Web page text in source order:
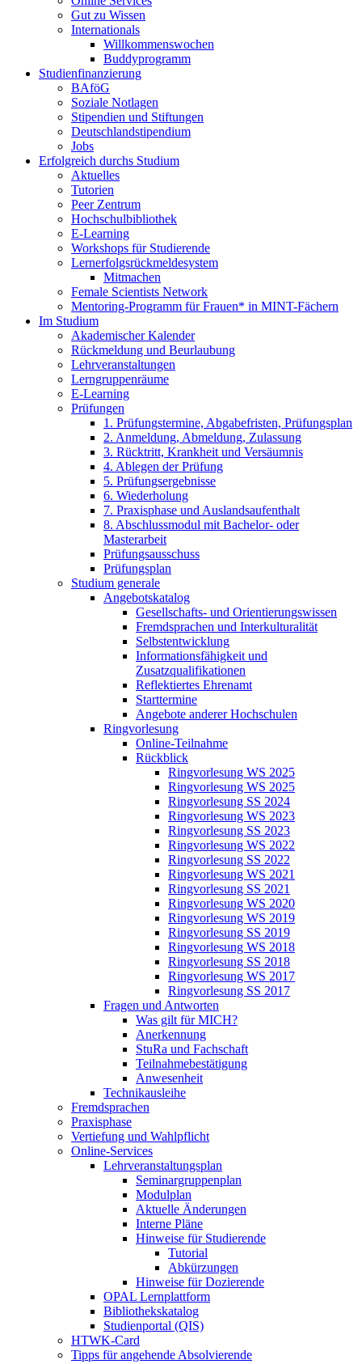
Gut zu Wissen
Internationals
Willkommenswochen
Buddyprogramm
Studienfinanzierung
BAföG
Soziale Notlagen
Stipendien und Stiftungen
Deutschlandstipendium
Jobs
Erfolgreich durchs Studium
Aktuelles
Tutorien
Peer Zentrum
Hochschulbibliothek
E-Learning
Workshops für Studierende
Lernerfolgsrückmeldesystem
Mitmachen
Female Scientists Network
Mentoring-Programm für Frauen* in MINT-Fächern
Im Studium
Akademischer Kalender
Rückmeldung und Beurlaubung
Lehrveranstaltungen
Lerngruppenräume
E-Learning
Prüfungen
1. Prüfungstermine, Abgabefristen, Prüfungsplan
2. Anmeldung, Abmeldung, Zulassung
3. Rücktritt, Krankheit und Versäumnis
4. Ablegen der Prüfung
5. Prüfungsergebnisse
6. Wiederholung
7. Praxisphase und Auslandsaufenthalt
8. Abschlussmodul mit Bachelor- oder
Masterarbeit
Prüfungsausschuss
Prüfungsplan
Studium generale
Angebotskatalog
Gesellschafts- und Orientierungswissen
Fremdsprachen und Interkulturalität
Selbstentwicklung
Informationsfähigkeit und
Zusatzqualifikationen
Reflektiertes Ehrenamt
Starttermine
Angebote anderer Hochschulen
Ringvorlesung
Online-Teilnahme
Rückblick
Ringvorlesung WS 2025
Ringvorlesung WS 2025
Ringvorlesung SS 2024
Ringvorlesung WS 2023
Ringvorlesung SS 2023
Ringvorlesung WS 2022
Ringvorlesung SS 2022
Ringvorlesung WS 2021
Ringvorlesung SS 2021
Ringvorlesung WS 2020
Ringvorlesung WS 2019
Ringvorlesung SS 2019
Ringvorlesung WS 2018
Ringvorlesung SS 2018
Ringvorlesung WS 2017
Ringvorlesung SS 2017
Fragen und Antworten
Was gilt für MICH?
Anerkennung
StuRa und Fachschaft
Teilnahmebestätigung
Anwesenheit
Technikausleihe
Fremdsprachen
Praxisphase
Vertiefung und Wahlpflicht
Online-Services
Lehrveranstaltungsplan
Seminargruppenplan
Modulplan
Aktuelle Änderungen
Interne Pläne
Hinweise für Studierende
Tutorial
Abkürzungen
Hinweise für Dozierende
OPAL Lernplattform
Bibliothekskatalog
Studienportal (QIS)
HTWK-Card
Tipps für angehende Absolvierende